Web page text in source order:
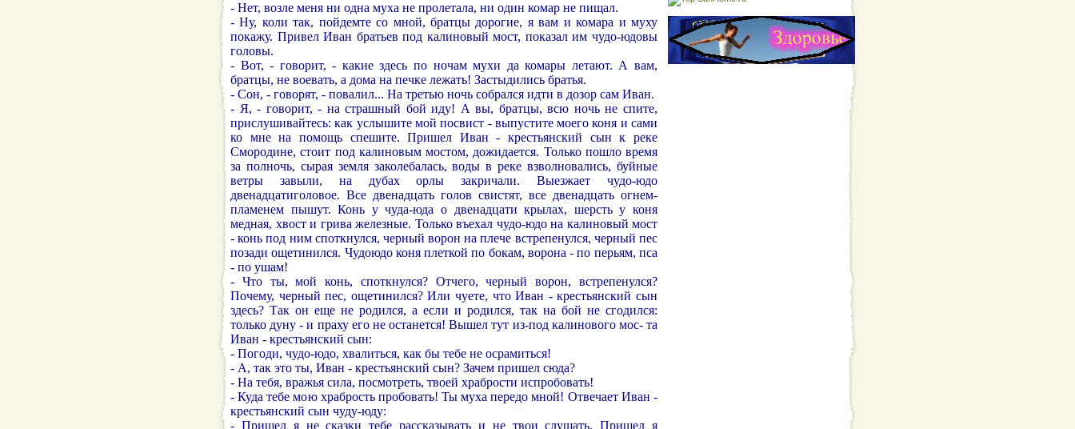
- Нет, возле меня ни одна муха не пролетала, ни один комар не пищал.
- Ну, коли так, пойдемте со мной, братцы дорогие, я вам и комара и муху
покажу. Привел Иван братьев под калиновый мост, показал им чудо-юдовы
головы.
- Вот, - говорит, - какие здесь по ночам мухи да комары летают. А вам,
братцы, не воевать, а дома на печке лежать! Застыдились братья.
- Сон, - говорят, - повалил... На третью ночь собрался идти в дозор сам Иван.
- Я, - говорит, - на страшный бой иду! А вы, братцы, всю ночь не спите,
прислушивайтесь: как услышите мой посвист - выпустите моего коня и сами
ко мне на помощь спешите. Пришел Иван - крестьянский сын к реке
Смородине, стоит под калиновым мостом, дожидается. Только пошло время
за полночь, сырая земля заколебалась, воды в реке взволновались, буйные
ветры завыли, на дубах орлы закричали. Выезжает чудо-юдо
двенадцатиголовое. Все двенадцать голов свистят, все двенадцать огнем-
пламенем пышут. Конь у чуда-юда о двенадцати крылах, шерсть у коня
медная, хвост и грива железные. Только въехал чудо-юдо на калиновый мост
- конь под ним споткнулся, черный ворон на плече встрепенулся, черный пес
позади ощетинился. Чудоюдо коня плеткой по бокам, ворона - по перьям, пса
- по ушам!
- Что ты, мой конь, споткнулся? Отчего, черный ворон, встрепенулся?
Почему, черный пес, ощетинился? Или чуете, что Иван - крестьянский сын
здесь? Так он еще не родился, а если и родился, так на бой не сгодился:
только дуну - и праху его не останется! Вышел тут из-под калинового мос- та
Иван - крестьянский сын:
- Погоди, чудо-юдо, хвалиться, как бы тебе не осрамиться!
- А, так это ты, Иван - крестьянский сын? Зачем пришел сюда?
- На тебя, вражья сила, посмотреть, твоей храбрости испробовать!
- Куда тебе мою храбрость пробовать! Ты муха передо мной! Отвечает Иван -
крестьянский сын чуду-юду:
- Пришел я не сказки тебе рассказывать и не твои слушать. Пришел я